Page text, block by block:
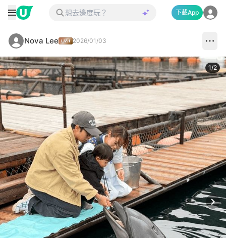
下載App
Nova Lee 2026/01/03
1/2